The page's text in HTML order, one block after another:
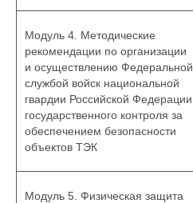
Модуль 4. Методические
рекомендации по организации
и осуществлению Федеральной
службой войск национальной
гвардии Российской Федерации
государственного контроля за
обеспечением безопасности
объектов ТЭК
Модуль 5. Физическая защита